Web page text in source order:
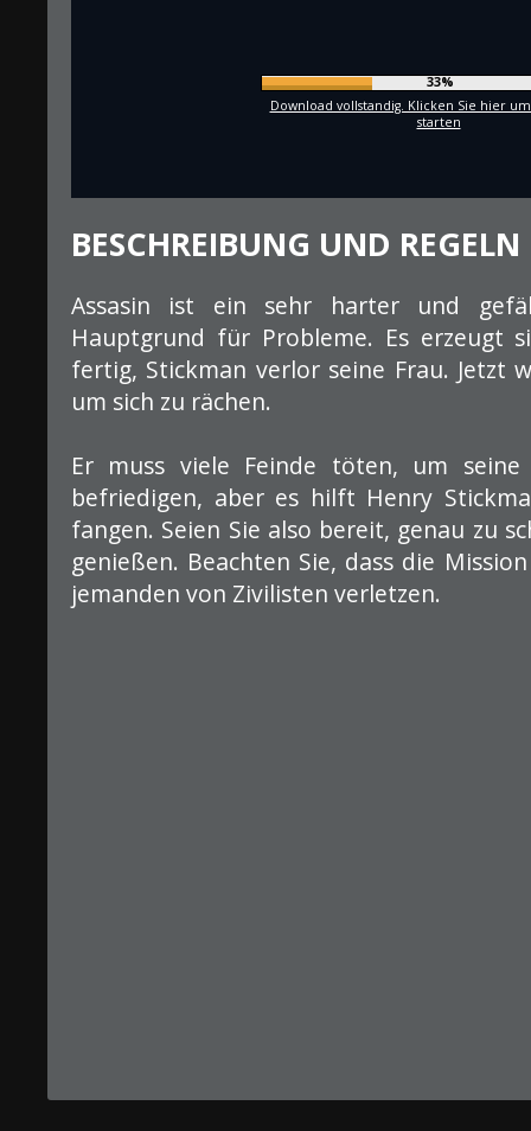
35%
Download vollstandig. Klicken Sie hier
starten
BESCHREIBUNG UND REGELN
Assasin ist ein sehr harter und
Hauptgrund für Probleme. Es erzeugt
fertig, Stickman verlor seine Frau. Jetzt
um sich zu rächen.
Er muss viele Feinde töten, um seine
befriedigen, aber es hilft Henry
fangen. Seien Sie also bereit, genau zu
genießen. Beachten Sie, dass die
jemanden von Zivilisten verletzen.